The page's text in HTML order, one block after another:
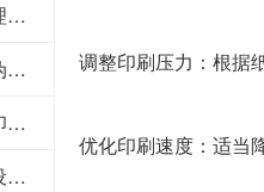
宜昌防伪标签印刷-果蔬追溯管理系统保证食物品质
宜昌防伪标签印刷-一物一码防伪标签带给企业的收益
宜昌纸袋包装定做-食品包装袋印刷需要注意的三个细节
宜昌手提纸袋制作-手提袋印刷设计崇尚简洁风
调整印刷压力：根据
优化印刷速度：适当